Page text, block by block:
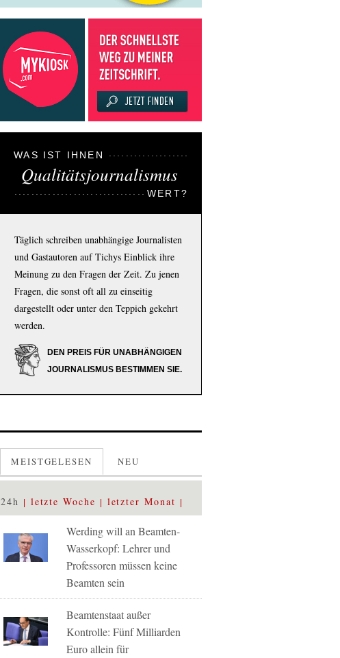
WAS IST IHNEN
Qualitätsjournalismus
WERT?
Täglich schreiben unabhängige Journalisten
und Gastautoren auf Tichys Einblick ihre
Meinung zu den Fragen der Zeit. Zu jenen
Fragen, die sonst oft all zu einseitig
dargestellt oder unter den Teppich gekehrt
werden.
DEN PREIS FÜR UNABHÄNGIGEN
JOURNALISMUS BESTIMMEN SIE.
MEISTGELESEN NEU
24h letzte Woche letzter Monat
Werding will an Beamten-
Wasserkopf: Lehrer und
Professoren müssen keine
Beamten sein
Beamtenstaat außer
Kontrolle: Fünf Milliarden
Euro allein für